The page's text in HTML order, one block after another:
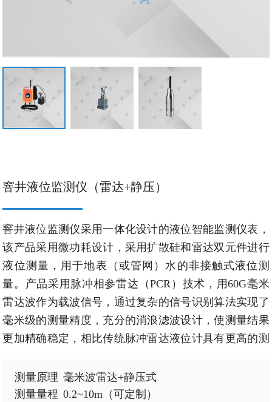
窨井液位监测仪（雷达+静压）
窨井液位监测仪采用一体化设计的液位智能监测仪表，
该产品采用微功耗设计，采用扩散硅和雷达双元件进行
液位测量，用于地表（或管网）水的非接触式液位测
量。产品采用脉冲相参雷达（PCR）技术，用60G毫米
雷达波作为载波信号，通过复杂的信号识别算法实现了
毫米级的测量精度，充分的消浪滤波设计，使测量结果
更加精确稳定，相比传统脉冲雷达液位计具有更高的测
梯度、气压、水面水汽、水中污染物以及沉淀物的影
响，具有良好的稳定性和环境适应性。适用于野外或不
测量原理	毫米波雷达+静压式
测量量程	0.2~10m（可定制）